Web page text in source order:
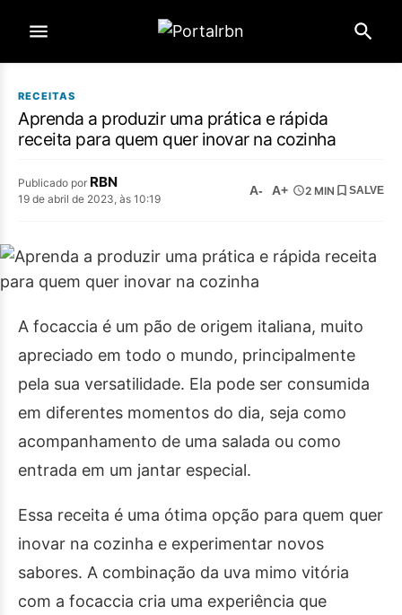
RECEITAS
Aprenda a produzir uma prática e rápida
receita para quem quer inovar na cozinha
Publicado por RBN
19 de abril de 2023, às 10:19
A- A+ 2 MIN SALVE
A focaccia é um pão de origem italiana, muito
apreciado em todo o mundo, principalmente
pela sua versatilidade. Ela pode ser consumida
em diferentes momentos do dia, seja como
acompanhamento de uma salada ou como
entrada em um jantar especial.
Essa receita é uma ótima opção para quem quer
inovar na cozinha e experimentar novos
sabores. A combinação da uva mimo vitória
com a focaccia cria uma experiência que